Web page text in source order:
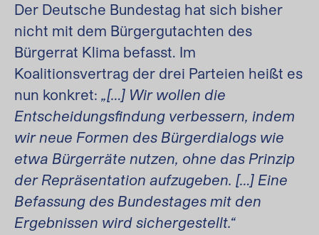
Der Deutsche Bundestag hat sich bisher
nicht mit dem Bürgergutachten des
Bürgerrat Klima befasst. Im
Koalitionsvertrag der drei Parteien heißt es
nun konkret: „[…] Wir wollen die
Entscheidungsfindung verbessern, indem
wir neue Formen des Bürgerdialogs wie
etwa Bürgerräte nutzen, ohne das Prinzip
der Repräsentation aufzugeben. […] Eine
Befassung des Bundestages mit den
Ergebnissen wird sichergestellt.“